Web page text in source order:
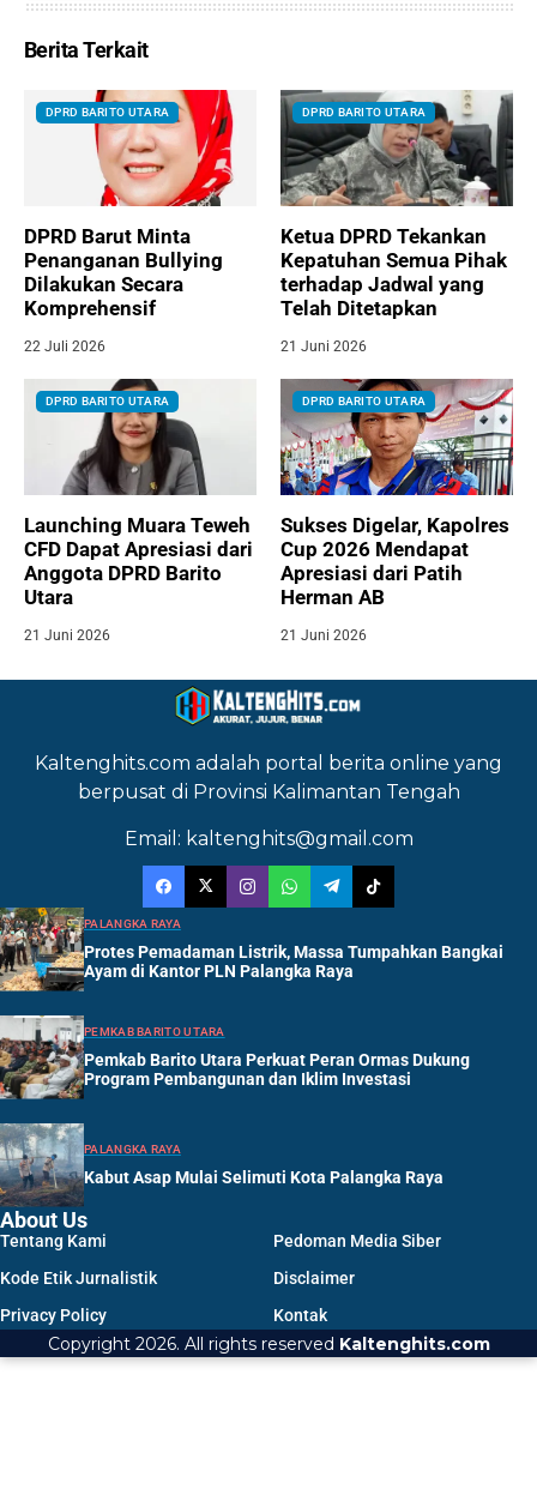
Berita Terkait
DPRD BARITO UTARA
DPRD Barut Minta
Penanganan Bullying
Dilakukan Secara
Komprehensif
22 Juli 2026
DPRD BARITO UTARA
Ketua DPRD Tekankan
Kepatuhan Semua Pihak
terhadap Jadwal yang
Telah Ditetapkan
21 Juni 2026
DPRD BARITO UTARA
Launching Muara Teweh
CFD Dapat Apresiasi dari
Anggota DPRD Barito
Utara
21 Juni 2026
DPRD BARITO UTARA
Sukses Digelar, Kapolres
Cup 2026 Mendapat
Apresiasi dari Patih
Herman AB
21 Juni 2026
Kaltenghits.com adalah portal berita online yang
berpusat di Provinsi Kalimantan Tengah
Email: kaltenghits@gmail.com
PALANGKA RAYA
Protes Pemadaman Listrik, Massa Tumpahkan Bangkai
Ayam di Kantor PLN Palangka Raya
PEMKAB BARITO UTARA
Pemkab Barito Utara Perkuat Peran Ormas Dukung
Program Pembangunan dan Iklim Investasi
PALANGKA RAYA
Kabut Asap Mulai Selimuti Kota Palangka Raya
About Us
Tentang Kami
Pedoman Media Siber
Kode Etik Jurnalistik
Disclaimer
Privacy Policy
Kontak
Copyright 2026. All rights reserved Kaltenghits.com